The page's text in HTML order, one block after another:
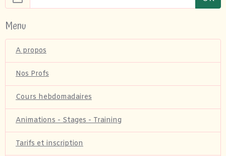
Menu
A propos
Nos Profs
Cours hebdomadaires
Animations - Stages - Training
Tarifs et inscription